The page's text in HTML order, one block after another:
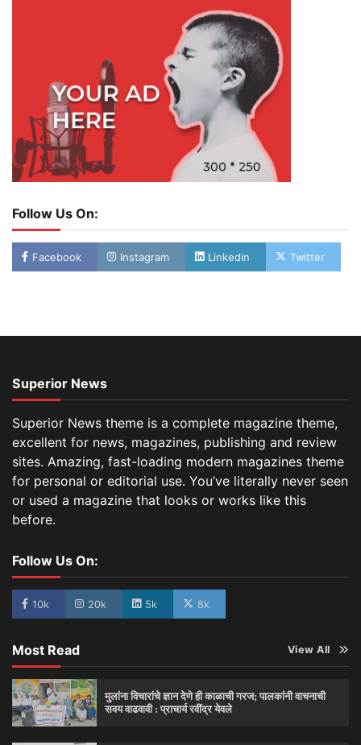
Follow Us On:
Facebook Instagram Linkedin Twitter
Superior News
Superior News theme is a complete magazine theme,
excellent for news, magazines, publishing and review
sites. Amazing, fast-loading modern magazines theme
for personal or editorial use. You’ve literally never seen
or used a magazine that looks or works like this
before.
Follow Us On:
10k 20k 5k 8k
Most Read View All
मुलांना विचारांचे ज्ञान देणे ही काळाची गरज; पालकांनी वाचनाची
सवय वाढवावी : प्राचार्य रवींद्र येवले